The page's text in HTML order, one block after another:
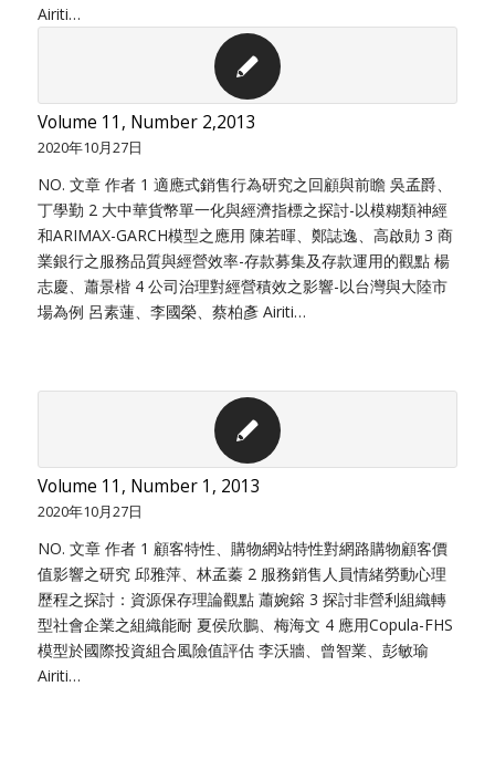
Airiti…
Volume 11, Number 2,2013
2020年10月27日
NO. 文章 作者 1 適應式銷售行為研究之回顧與前瞻 吳孟爵、
丁學勤 2 大中華貨幣單一化與經濟指標之探討-以模糊類神經
和ARIMAX-GARCH模型之應用 陳若暉、鄭誌逸、高啟勛 3 商
業銀行之服務品質與經營效率-存款募集及存款運用的觀點 楊
志慶、蕭景楷 4 公司治理對經營積效之影響-以台灣與大陸市
場為例 呂素蓮、李國榮、蔡柏彥 Airiti…
Volume 11, Number 1, 2013
2020年10月27日
NO. 文章 作者 1 顧客特性、購物網站特性對網路購物顧客價
值影響之研究 邱雅萍、林孟蓁 2 服務銷售人員情緒勞動心理
歷程之探討：資源保存理論觀點 蕭婉鎔 3 探討非營利組織轉
型社會企業之組織能耐 夏侯欣鵬、梅海文 4 應用Copula-FHS
模型於國際投資組合風險值評估 李沃牆、曾智業、彭敏瑜
Airiti…